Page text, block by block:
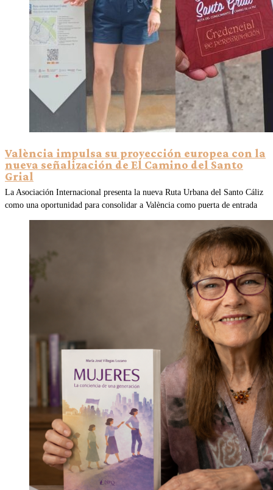
València impulsa su proyección europea con la
nueva señalización de El Camino del Santo
Grial
La Asociación Internacional presenta la nueva Ruta Urbana del Santo Cáliz
como una oportunidad para consolidar a València como puerta de entrada